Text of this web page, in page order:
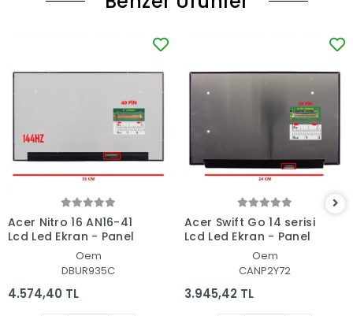
Acer Nitro 16 AN16-41
Lcd Led Ekran - Panel
Oem
DBUR935C
4.574,40 TL
Acer Swift Go 14 serisi
Lcd Led Ekran - Panel
Oem
CANP2Y72
3.945,42 TL